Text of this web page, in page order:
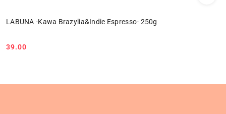
LABUNA -Kawa Brazylia&Indie Espresso- 250g
Cena:
39.00